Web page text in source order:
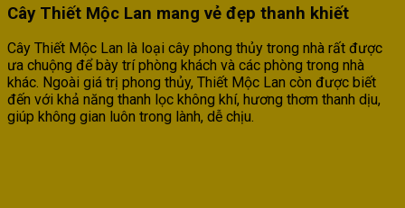
Cây Thiết Mộc Lan mang vẻ đẹp thanh khiết
Cây Thiết Mộc Lan là loại cây phong thủy trong nhà rất được
ưa chuộng để bày trí phòng khách và các phòng trong nhà
khác. Ngoài giá trị phong thủy, Thiết Mộc Lan còn được biết
đến với khả năng thanh lọc không khí, hương thơm thanh dịu,
giúp không gian luôn trong lành, dễ chịu.